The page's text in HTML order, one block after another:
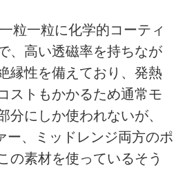
粒一粒に化学的コーティ
、高い透磁率を持ちなが
縁性を備えており、発熱
ストもかかるため通常モ
分にしか使われないが、
ー、ミッドレンジ両方のポ
の素材を使っているそう